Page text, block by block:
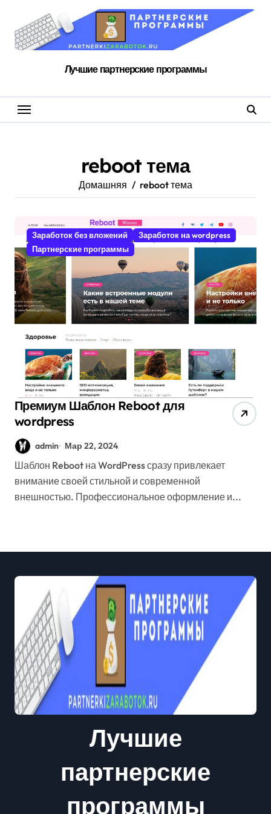
содержанию
Лучшие партнерские программы
reboot тема
Домашняя reboot тема
Заработок без вложений
Заработок на wordpress
Партнерские программы
Премиум Шаблон Reboot для
wordpress
admin Мар 22, 2024
Шаблон Reboot на WordPress сразу привлекает
внимание своей стильной и современной
внешностью. Профессиональное оформление и...
Лучшие
партнерские
программы